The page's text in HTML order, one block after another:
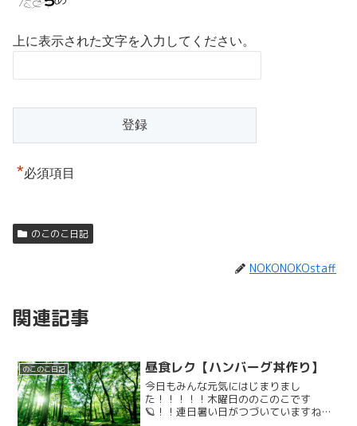
上に表示された文字を入力してください。
*必須項目
のこのこ日記
NOKONOKOstaff
関連記事
のこのこ日記 昼食レク【ハンバーグ丼作り】
今日もみんな元気にはじまりまし
た！！！！！木曜日ののこのこです
🪐！！連日暑い日がつづいていますね💦